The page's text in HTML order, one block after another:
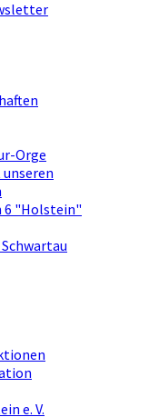
Orge
6 "Holstein"
e. V.